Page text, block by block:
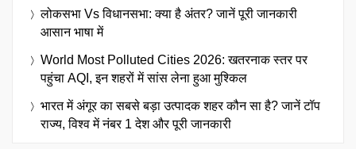
लोकसभा Vs विधानसभा: क्या है अंतर? जानें पूरी जानकारी
आसान भाषा में
World Most Polluted Cities 2026: खतरनाक स्तर पर
पहुंचा AQI, इन शहरों में सांस लेना हुआ मुश्किल
भारत में अंगूर का सबसे बड़ा उत्पादक शहर कौन सा है? जानें टॉप
राज्य, विश्व में नंबर 1 देश और पूरी जानकारी